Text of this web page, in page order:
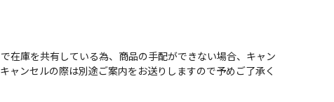
在庫を共有している為、商品の手配ができない場合、キャン
ャンセルの際は別途ご案内をお送りしますので予めご了承く